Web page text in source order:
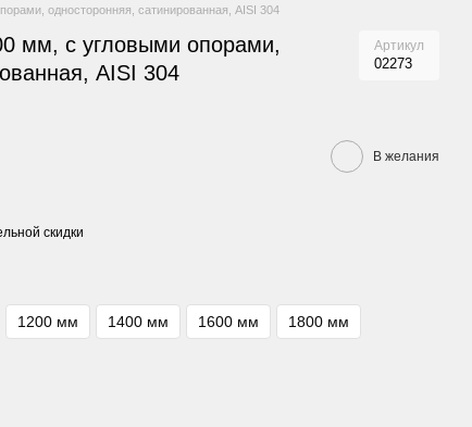
односторонняя, сатинированная, AISI 304
мм, с угловыми опорами,
AISI 304
Артикул
02273
В желания
скидки
1200 мм 1400 мм 1600 мм 1800 мм